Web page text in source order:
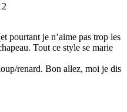
pourtant je n’aime pas trop les
Tout ce style se marie
renard. Bon allez, moi je dis